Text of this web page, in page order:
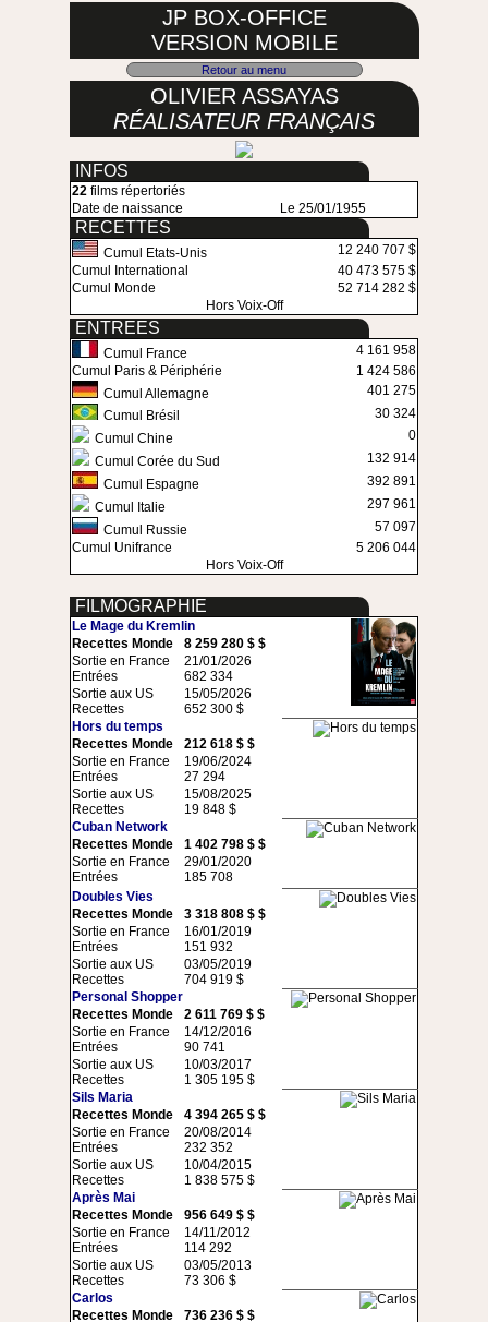
JP BOX-OFFICE
VERSION MOBILE
Retour au menu
OLIVIER ASSAYAS
RÉALISATEUR FRANÇAIS
INFOS
22 films répertoriés
Date de naissance
Le 25/01/1955
RECETTES
Cumul Etats-Unis
12 240 707 $
Cumul International
40 473 575 $
Cumul Monde
52 714 282 $
Hors Voix-Off
ENTREES
Cumul France
4 161 958
Cumul Paris & Périphérie
1 424 586
Cumul Allemagne
401 275
Cumul Brésil
30 324
Cumul Chine
0
Cumul Corée du Sud
132 914
Cumul Espagne
392 891
Cumul Italie
297 961
Cumul Russie
57 097
Cumul Unifrance
5 206 044
Hors Voix-Off
FILMOGRAPHIE
Le Mage du Kremlin
Recettes Monde
8 259 280 $ $
Sortie en France
Entrées
21/01/2026
682 334
Sortie aux US
Recettes
15/05/2026
652 300 $
Hors du temps
Recettes Monde
212 618 $ $
Sortie en France
Entrées
19/06/2024
27 294
Sortie aux US
Recettes
15/08/2025
19 848 $
Cuban Network
Recettes Monde
1 402 798 $ $
Sortie en France
Entrées
29/01/2020
185 708
Doubles Vies
Recettes Monde
3 318 808 $ $
Sortie en France
Entrées
16/01/2019
151 932
Sortie aux US
Recettes
03/05/2019
704 919 $
Personal Shopper
Recettes Monde
2 611 769 $ $
Sortie en France
Entrées
14/12/2016
90 741
Sortie aux US
Recettes
10/03/2017
1 305 195 $
Sils Maria
Recettes Monde
4 394 265 $ $
Sortie en France
Entrées
20/08/2014
232 352
Sortie aux US
Recettes
10/04/2015
1 838 575 $
Après Mai
Recettes Monde
956 649 $ $
Sortie en France
Entrées
14/11/2012
114 292
Sortie aux US
Recettes
03/05/2013
73 306 $
Carlos
Recettes Monde
736 236 $ $